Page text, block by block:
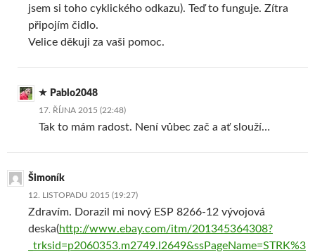
jsem si toho cyklického odkazu). Teď to funguje. Zítra
připojím čidlo.
Velice děkuji za vaši pomoc.
Pablo2048
17. ŘÍJNA 2015 (22:48)
Tak to mám radost. Není vůbec zač a ať slouží…
Šimoník
12. LISTOPADU 2015 (19:27)
Zdravím. Dorazil mi nový ESP 8266-12 vývojová
deska(http://www.ebay.com/itm/201345364308?
_trksid=p2060353.m2749.l2649&ssPageName=STRK%3